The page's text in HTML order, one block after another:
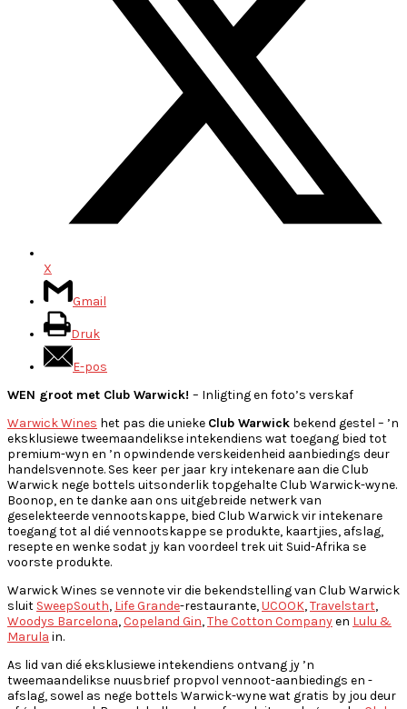
X
Gmail
Druk
E-pos
WEN groot met Club Warwick! – Inligting en foto’s verskaf
Warwick Wines het pas die unieke Club Warwick bekend gestel – ’n
eksklusiewe tweemaandelikse intekendiens wat toegang bied tot
premium-wyn en ’n opwindende verskeidenheid aanbiedings deur
handelsvennote. Ses keer per jaar kry intekenare aan die Club
Warwick nege bottels uitsonderlik topgehalte Club Warwick-wyne.
Boonop, en te danke aan ons uitgebreide netwerk van
geselekteerde vennootskappe, bied Club Warwick vir intekenare
toegang tot al dié vennootskappe se produkte, kaartjies, afslag,
resepte en wenke sodat jy kan voordeel trek uit Suid-Afrika se
voorste produkte.
Warwick Wines se vennote vir die bekendstelling van Club Warwick
sluit SweepSouth, Life Grande-restaurante,UCOOK,Travelstart,
Woodys Barcelona, ​​Copeland Gin,The Cotton Companyen Lulu &
Marula in.
As lid van dié eksklusiewe intekendiens ontvang jy ’n
tweemaandelikse nuusbrief propvol vennoot-aanbiedings en -
afslag, sowel as nege bottels Warwick-wyne wat gratis by jou deur